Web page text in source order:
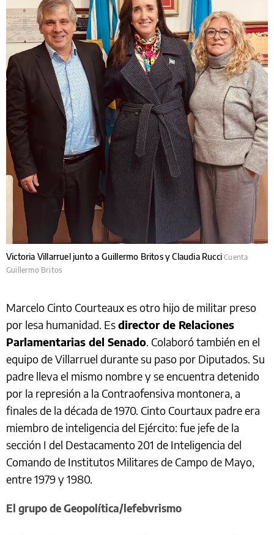
Victoria Villarruel junto a Guillermo Britos y Claudia RucciCuenta
Guillermo Britos
Marcelo Cinto Courteaux es otro hijo de militar preso
por lesa humanidad. Esdirector de Relaciones
Parlamentarias del Senado. Colaboró también en el
equipo de Villarruel durante su paso por Diputados. Su
padre lleva el mismo nombre y se encuentra detenido
por la represión a la Contraofensiva montonera, a
finales de la década de 1970. Cinto Courtaux padre era
miembro de inteligencia del Ejército: fue jefe de la
sección I del Destacamento 201 de Inteligencia del
Comando de Institutos Militares de Campo de Mayo,
entre 1979 y 1980.
El grupo de Geopolítica/lefebvrismo